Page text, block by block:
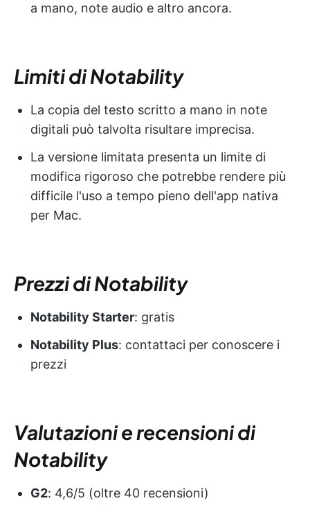
a mano, note audio e altro ancora.
Limiti di Notability
La copia del testo scritto a mano in note
digitali può talvolta risultare imprecisa.
La versione limitata presenta un limite di
modifica rigoroso che potrebbe rendere più
difficile l'uso a tempo pieno dell'app nativa
per Mac.
Prezzi di Notability
Notability Starter: gratis
Notability Plus: contattaci per conoscere i
prezzi
Valutazioni e recensioni di
Notability
G2: 4,6/5 (oltre 40 recensioni)